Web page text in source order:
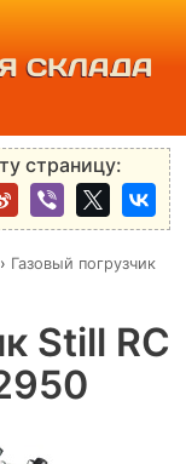
СКЛАДА
страницу:
› Газовый погрузчик
Still RC